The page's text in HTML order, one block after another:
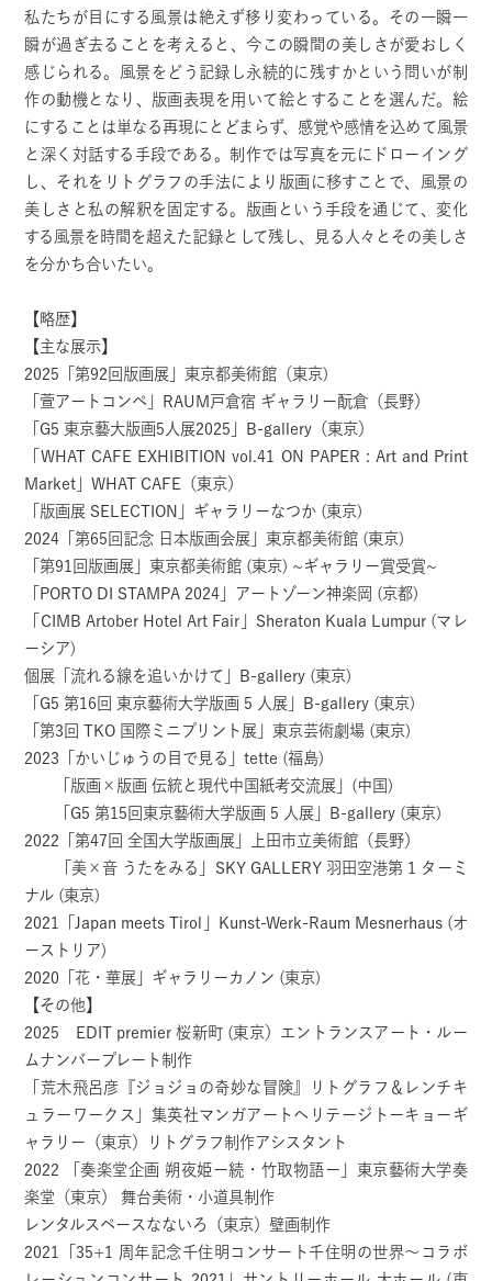
私たちが目にする風景は絶えず移り変わっている。その一瞬一
瞬が過ぎ去ることを考えると、今この瞬間の美しさが愛おしく
感じられる。風景をどう記録し永続的に残すかという問いが制
作の動機となり、版画表現を用いて絵とすることを選んだ。絵
にすることは単なる再現にとどまらず、感覚や感情を込めて風景
と深く対話する手段である。制作では写真を元にドローイング
し、それをリトグラフの手法により版画に移すことで、風景の
美しさと私の解釈を固定する。版画という手段を通じて、変化
する風景を時間を超えた記録として残し、見る人々とその美しさ
を分かち合いたい。
【略歴】
【主な展示】
2025「第92回版画展」東京都美術館（東京)
「萱アートコンペ」RAUM戸倉宿 ギャラリー酛倉（長野）
「G5 東京藝大版画5人展2025」B-gallery（東京）
「WHAT CAFE EXHIBITION vol.41 ON PAPER : Art and Print
Market」WHAT CAFE（東京）
「版画展 SELECTION」ギャラリーなつか (東京)
2024「第65回記念 日本版画会展」東京都美術館 (東京)
「第91回版画展」東京都美術館 (東京) ~ギャラリー賞受賞~
「PORTO DI STAMPA 2024」アートゾーン神楽岡 (京都)
「CIMB Artober Hotel Art Fair」Sheraton Kuala Lumpur (マレ
ーシア)
個展「流れる線を追いかけて」B-gallery (東京)
「G5 第16回 東京藝術大学版画 5 人展」B-gallery (東京)
「第3回 TKO 国際ミニプリント展」東京芸術劇場 (東京)
2023「かいじゅうの目で見る」tette (福島)
「版画×版画 伝統と現代中国紙考交流展」(中国)
「G5 第15回東京藝術大学版画 5 人展」B-gallery (東京)
2022「第47回 全国大学版画展」上田市立美術館（長野）
「美×音 うたをみる」SKY GALLERY 羽田空港第 1 ターミ
ナル (東京)
2021「Japan meets Tirol」Kunst-Werk-Raum Mesnerhaus (オ
ーストリア)
2020「花・華展」ギャラリーカノン (東京)
【その他】
2025 EDIT premier 桜新町 (東京）エントランスアート・ルー
ムナンバープレート制作
「荒木飛呂彦『ジョジョの奇妙な冒険』リトグラフ＆レンチキ
ュラーワークス」集英社マンガアートヘリテージトーキョーギ
ャラリー（東京）リトグラフ制作アシスタント
2022 「奏楽堂企画 朔夜姫ー続・竹取物語ー」東京藝術大学奏
楽堂（東京） 舞台美術・小道具制作
レンタルスペースなないろ（東京）壁画制作
2021「35+1 周年記念千住明コンサート千住明の世界〜コラボ